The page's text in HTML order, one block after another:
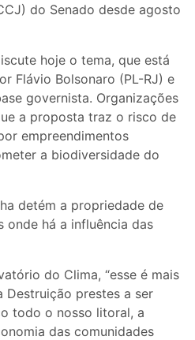
do Senado desde agosto
hoje o tema, que está
Flávio Bolsonaro (PL-RJ) e
governista. Organizações
a proposta traz o risco de
empreendimentos
a biodiversidade do
detém a propriedade de
onde há a influência das
do Clima, “esse é mais
prestes a ser
todo o nosso litoral, a
das comunidades